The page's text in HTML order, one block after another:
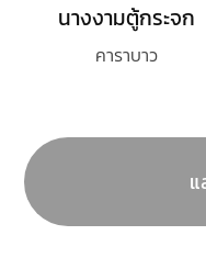
นางงามตู้กระจก
คาราบาว